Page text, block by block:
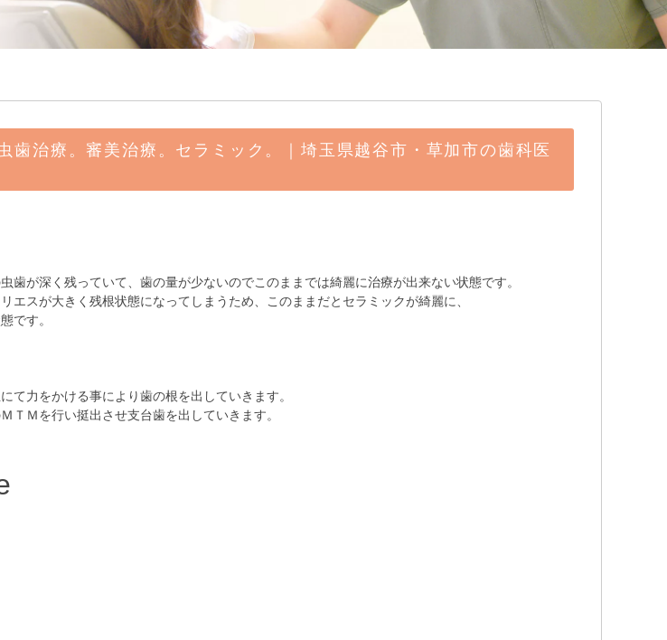
歯治療。審美治療。セラミック。｜埼玉県越谷市・草加市の歯科医
歯が深く残っていて、歯の量が少ないのでこのままでは綺麗に治療が出来ない状態です。
エスが大きく残根状態になってしまうため、このままだとセラミックが綺麗に、
です。
て力をかける事により歯の根を出していきます。
ＴＭを行い挺出させ支台歯を出していきます。